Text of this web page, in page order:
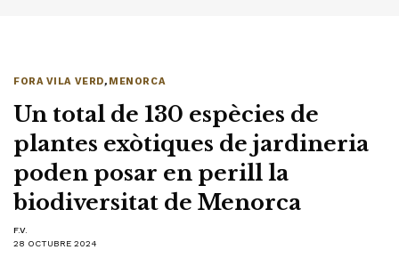
FORA VILA VERD, MENORCA
Un total de 130 espècies de
plantes exòtiques de jardineria
poden posar en perill la
biodiversitat de Menorca
F.V.
28 OCTUBRE 2024